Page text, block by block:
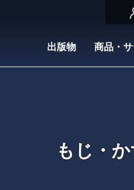
出版物 商品・
もじ・